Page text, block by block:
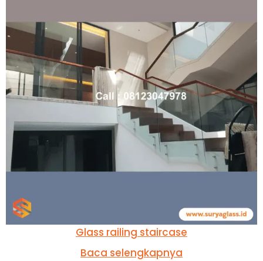
Glass railing staircase
Baca selengkapnya